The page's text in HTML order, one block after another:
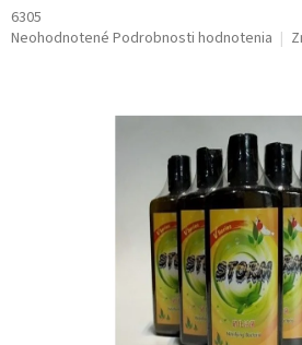
6305
Priemerné
Neohodnotené Podrobnosti hodnotenia